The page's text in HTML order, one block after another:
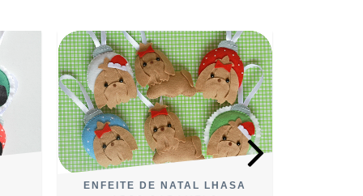
ENFEITE DE NATAL LHASA